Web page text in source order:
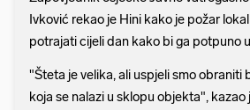
Ivković rekao je Hini kako je požar
potrajati cijeli dan kako bi ga potpuno
"Šteta je velika, ali uspjeli smo obraniti
koja se nalazi u sklopu objekta",